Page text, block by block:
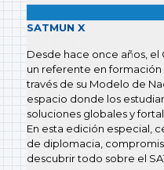
SATMUN X
Desde hace once años, el
un referente en
través de su Modelo de
espacio donde los
soluciones globales y
En esta edición especial,
de diplomacia,
descubrir todo sobre el